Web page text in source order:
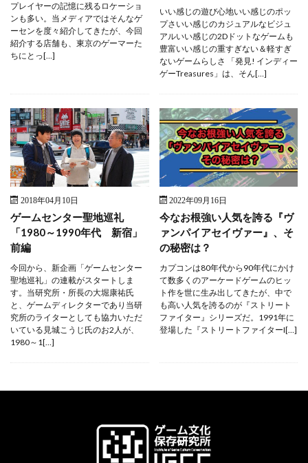
プレイヤーの記憶に残るロケーショ
ンも多い。当メディアではそんなゲ
ーセンを度々紹介してきたが、今回
紹介する店舗も、東京のゲーマーた
ちにとっ[…]
いい感じの遊び心地いい感じのポッ
プさいい感じのカジュアルなビジュ
アルいい感じの2Dドットなゲームも
豊富いい感じの重すぎない＆軽すぎ
ないゲームらしさ 「発見! インディー
ゲーTreasures」は、そん[…]
2018年04月10日
ゲームセンター聖地巡礼
「1980～1990年代 新宿」
前編
今回から、新企画「ゲームセンター
聖地巡礼」の連載がスタートしま
す。当研究所・所長の大堀康祐氏
と、ゲームディレクターであり当研
究所のライターとしても協力いただ
いている見城こうじ氏のお2人が、
1980～1[…]
2022年09月16日
今なお根強い人気を誇る『ヴ
ァンパイアセイヴァー』、そ
の秘密は？
カプコンは80年代から90年代にかけ
て数多くのアーケードゲームのヒッ
ト作を世に生み出してきたが、中で
も高い人気を誇るのが『ストリート
ファイター』シリーズだ。1991年に
登場した『ストリートファイターI[…]